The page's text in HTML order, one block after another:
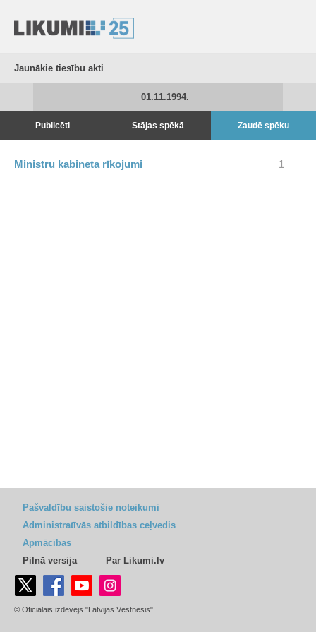
Jaunākie tiesību akti
01.11.1994.
Publicēti Stājas spēkā Zaudē spēku
Ministru kabineta rīkojumi 1
Pašvaldību saistošie noteikumi
Administratīvās atbildības ceļvedis
Apmācības
Pilnā versija
Par Likumi.lv
© Oficiālais izdevējs "Latvijas Vēstnesis"